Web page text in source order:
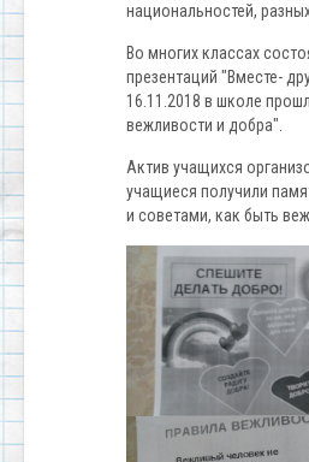
национальностей,
Во многих классах
презентаций "Вместе-
16.11.2018 в школе
вежливости и добра".
Актив учащихся
учащиеся получили
и советами, как быть